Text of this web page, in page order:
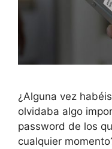
¿Alguna vez
olvidaba algo
password de los
cualquier